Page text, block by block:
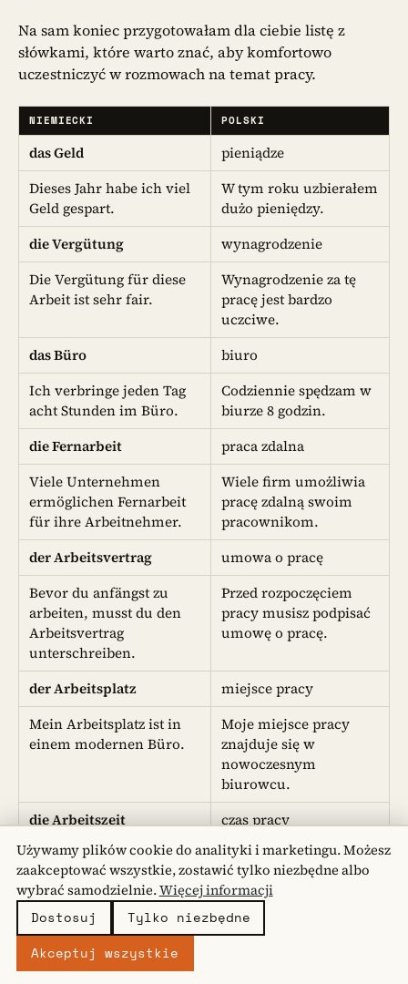
Na sam koniec przygotowałam dla ciebie listę z
słówkami, które warto znać, aby komfortowo
uczestniczyć w rozmowach na temat pracy.
NIEMIECKI POLSKI
das Geld
pieniądze
Dieses Jahr habe ich viel
Geld gespart.
W tym roku uzbierałem
dużo pieniędzy.
die Vergütung
wynagrodzenie
Die Vergütung für diese
Arbeit ist sehr fair.
Wynagrodzenie za tę
pracę jest bardzo
uczciwe.
das Büro
biuro
Ich verbringe jeden Tag
acht Stunden im Büro.
Codziennie spędzam w
biurze 8 godzin.
die Fernarbeit
praca zdalna
Viele Unternehmen
ermöglichen Fernarbeit
für ihre Arbeitnehmer.
Wiele firm umożliwia
pracę zdalną swoim
pracownikom.
der Arbeitsvertrag
umowa o pracę
Bevor du anfängst zu
arbeiten, musst du den
Arbeitsvertrag
unterschreiben.
Przed rozpoczęciem
pracy musisz podpisać
umowę o pracę.
der Arbeitsplatz
miejsce pracy
Mein Arbeitsplatz ist in
einem modernen Büro.
Moje miejsce pracy
znajduje się w
nowoczesnym
biurowcu.
die Arbeitszeit
czas pracy
Die Arbeitszeit beträgt
acht Stunden pro Tag.
Czas pracy wynosi
osiem godzin dziennie.
die Ausbildung
wykształcenie
Welche Ausbildung
haben Sie?
Używamy plików cookie do analityki i marketingu. Możesz
zaakceptować wszystkie, zostawić tylko niezbędne albo
wybrać samodzielnie.Więcej informacji
Dostosuj
Tylko niezbędne
Akceptuj wszystkie